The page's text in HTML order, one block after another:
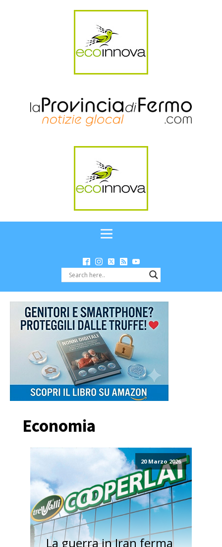
Economia
20 Marzo 2026
La guerra in Iran ferma